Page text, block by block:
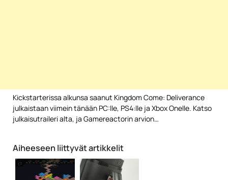
Kickstarterissa alkunsa saanut Kingdom Come: Deliverance
julkaistaan viimein tänään PC:lle, PS4:lle ja Xbox Onelle. Katso
julkaisutraileri alta, ja Gamereactorin arvion…
Aiheeseen liittyvät artikkelit